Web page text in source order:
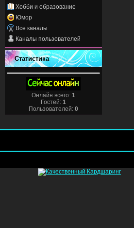
Хобби и образование
Юмор
Все каналы
Каналы пользователей
Статистика
Онлайн всего: 1
Гостей: 1
Пользователей: 0